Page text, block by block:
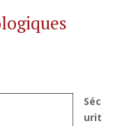
Séc
urit